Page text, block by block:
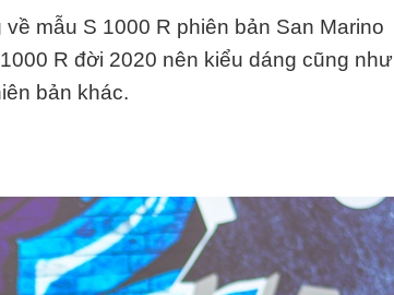
mẫu S 1000 R phiên bản San Marino
R đời 2020 nên kiểu dáng cũng như
bản khác.